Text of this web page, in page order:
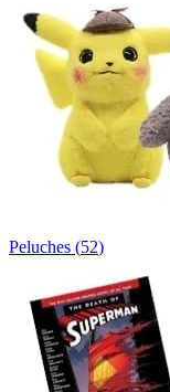
Peluches (52)